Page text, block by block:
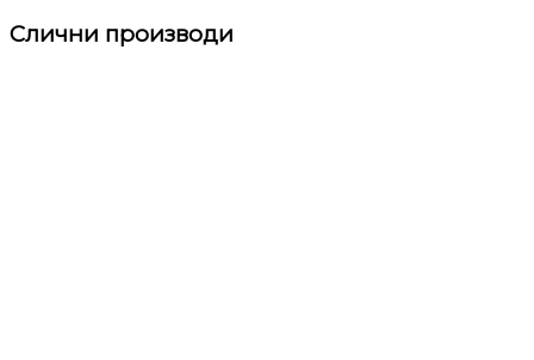
Слични производи